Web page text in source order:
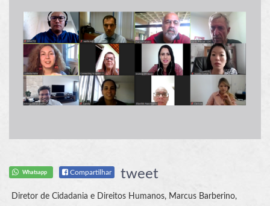
Whatsapp Compartilhar tweet
Diretor de Cidadania e Direitos Humanos, Marcus Barberino,